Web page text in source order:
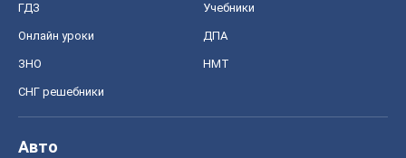
ГДЗ Учебники
Онлайн уроки ДПА
ЗНО НМТ
СНГ решебники
Авто